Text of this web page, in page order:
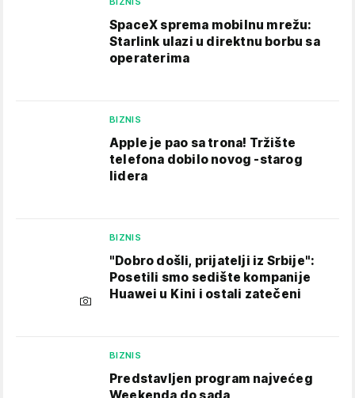
SpaceX sprema mobilnu mrežu:
Starlink ulazi u direktnu borbu sa
operaterima
BIZNIS
Apple je pao sa trona! Tržište
telefona dobilo novog -starog
lidera
BIZNIS
"Dobro došli, prijatelji iz Srbije":
Posetili smo sedište kompanije
Huawei u Kini i ostali zatečeni
BIZNIS
Predstavljen program najvećeg